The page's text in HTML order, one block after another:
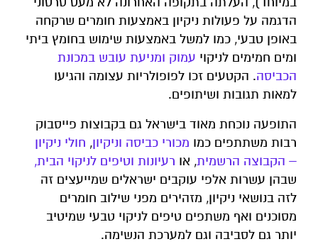
הדגמה על פעולות ניקיון באמצעות חומרים שרקחה
באופן טבעי, כמו למשל באמצעות שימוש בחומץ ביתי
ומים חמימים לניקוי עמוק ומניעת עובש במכונת
הכביסה. הקטעים זכו לפופולריות עצומה והגיעו
למאות תגובות ושיתופים.
התופעה נוכחת מאוד בישראל גם בקבוצות פייסבוק
רבות משתתפים כמו מכורי כביסה וניקיון, חולי ניקיון
– הקבוצה הרשמית, או רעיונות וטיפים לניקוי הבית,
שבהן עשרות אלפי עוקבים ישראלים שמייעצים זה
לזה בנושאי ניקיון, מזהירים מפני שילוב חומרים
מסוכנים ואף משתפים טיפים לניקוי טבעי שמיטיב
יותר גם לסביבה וגם למערכת הנשימה.